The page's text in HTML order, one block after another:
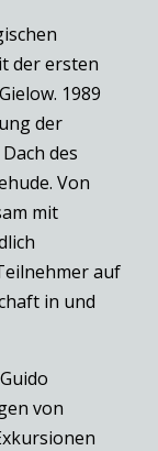
der ersten
1989
der
des
Von
mit
auf
in und
von